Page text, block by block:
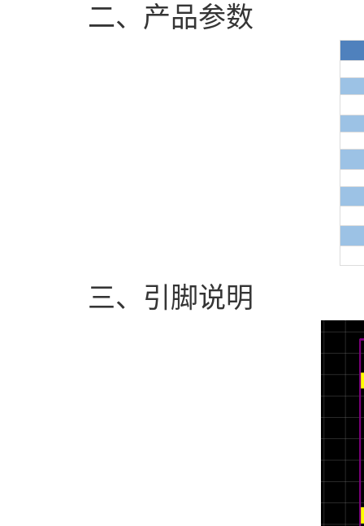
二、产品参数
三、引脚说明